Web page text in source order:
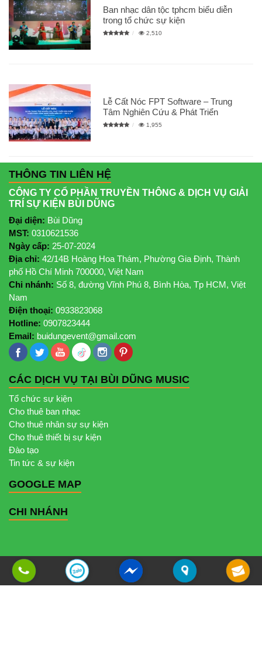
Ban nhạc dân tộc tphcm biểu diễn
trong tổ chức sự kiện
2,510
Lễ Cất Nóc FPT Software – Trung
Tâm Nghiên Cứu & Phát Triển
1,955
THÔNG TIN LIÊN HỆ
CÔNG TY CỔ PHẦN TRUYỀN THÔNG & DỊCH VỤ GIẢI
TRÍ SỰ KIỆN BÙI DŨNG
Đại diện: Bùi Dũng
MST: 0310621536
Ngày cấp: 25-07-2024
Địa chỉ: 42/14B Hoàng Hoa Thám, Phường Gia Định, Thành
phố Hồ Chí Minh 700000, Việt Nam
Chi nhánh: Số 8, đường Vĩnh Phú 8, Bình Hòa, Tp HCM, Việt
Nam
Điện thoại: 0933823068
Hotline: 0907823444
Email: buidungevent@gmail.com
CÁC DỊCH VỤ TẠI BÙI DŨNG MUSIC
Tổ chức sự kiện
Cho thuê ban nhạc
Cho thuê nhân sự sự kiện
Cho thuê thiết bị sự kiện
Đào tạo
Tin tức & sự kiện
GOOGLE MAP
CHI NHÁNH